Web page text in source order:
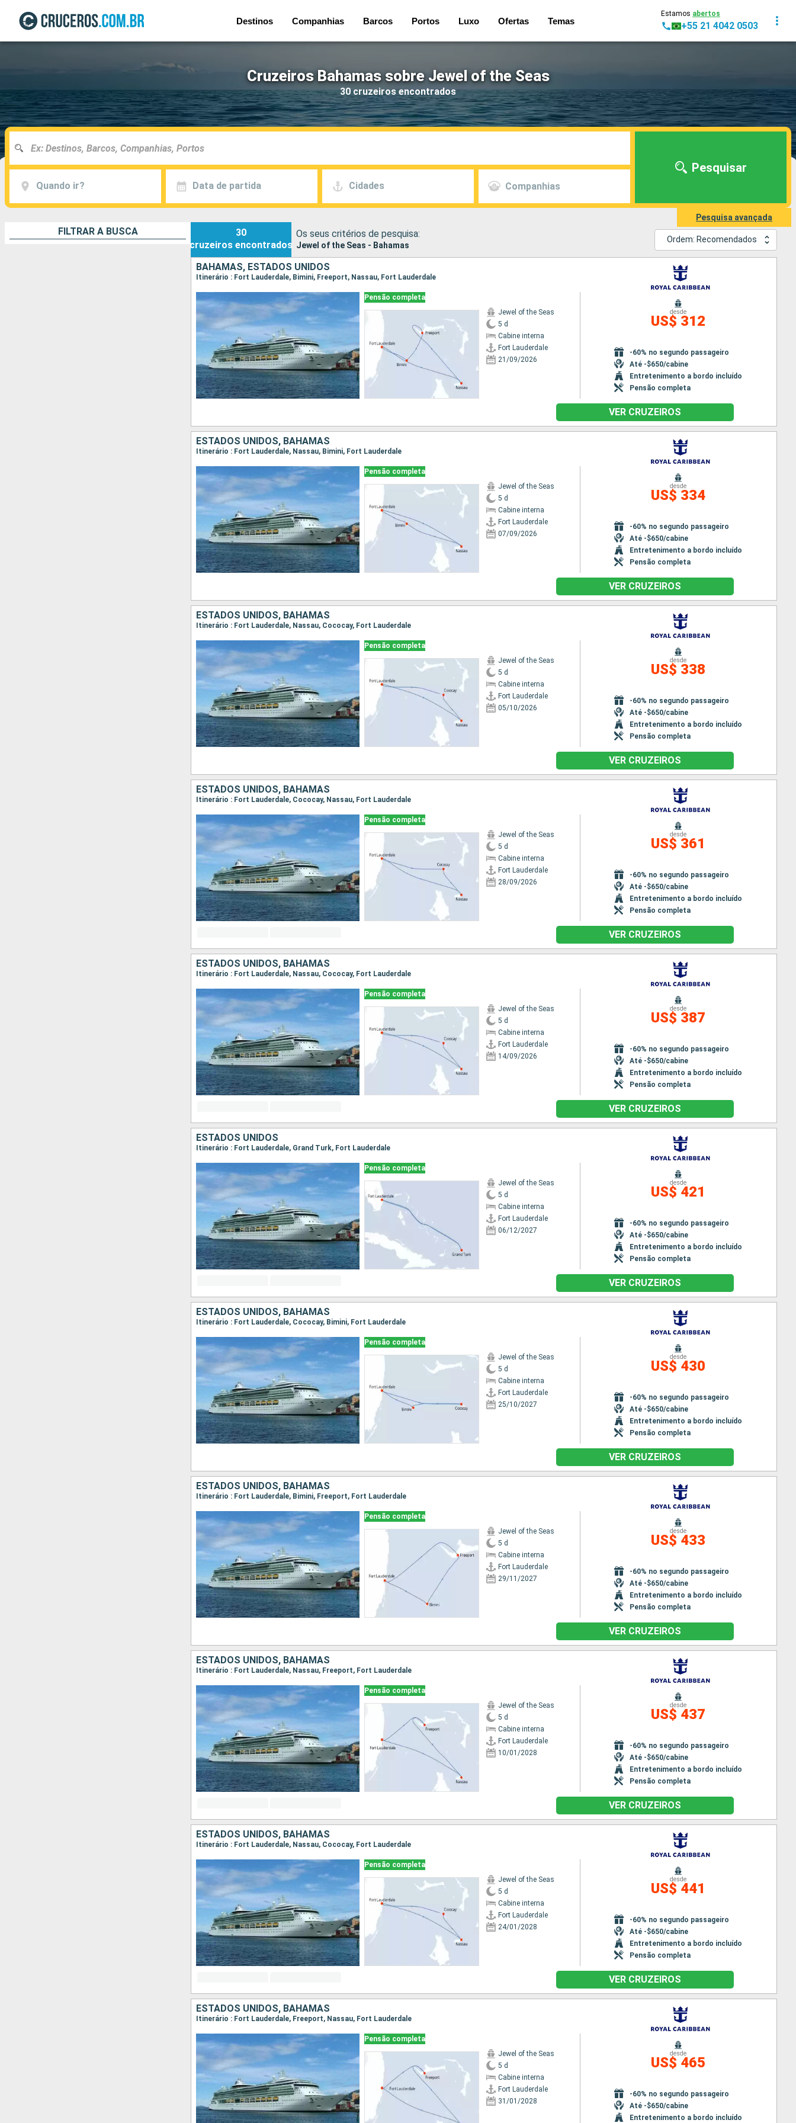
Destinos Companhias Barcos Portos Luxo Ofertas Temas
Estamos abertos
+55 21 4042 0503
Cruzeiros Bahamas sobre Jewel of the Seas
30 cruzeiros encontrados
Quando ir? Data de partida Cidades Companhias
Pesquisar
Pesquisa avançada
FILTRAR A BUSCA
30
cruzeiros encontrados
Os seus critérios de pesquisa:
Jewel of the Seas - Bahamas
Ordem: Recomendados
BAHAMAS, ESTADOS UNIDOS
Itinerário : Fort Lauderdale, Bimini, Freeport, Nassau, Fort Lauderdale
Pensão completa
Jewel of the Seas
5 d
Cabine interna
Fort Lauderdale
21/09/2026
desde
US$ 312
-60% no segundo passageiro
Até -$650/cabine
Entretenimento a bordo incluído
Pensão completa
VER CRUZEIROS
ESTADOS UNIDOS, BAHAMAS
Itinerário : Fort Lauderdale, Nassau, Bimini, Fort Lauderdale
Pensão completa
Jewel of the Seas
5 d
Cabine interna
Fort Lauderdale
07/09/2026
desde
US$ 334
-60% no segundo passageiro
Até -$650/cabine
Entretenimento a bordo incluído
Pensão completa
VER CRUZEIROS
ESTADOS UNIDOS, BAHAMAS
Itinerário : Fort Lauderdale, Nassau, Cococay, Fort Lauderdale
Pensão completa
Jewel of the Seas
5 d
Cabine interna
Fort Lauderdale
05/10/2026
desde
US$ 338
-60% no segundo passageiro
Até -$650/cabine
Entretenimento a bordo incluído
Pensão completa
VER CRUZEIROS
ESTADOS UNIDOS, BAHAMAS
Itinerário : Fort Lauderdale, Cococay, Nassau, Fort Lauderdale
Pensão completa
Jewel of the Seas
5 d
Cabine interna
Fort Lauderdale
28/09/2026
desde
US$ 361
-60% no segundo passageiro
Até -$650/cabine
Entretenimento a bordo incluído
Pensão completa
VER CRUZEIROS
ESTADOS UNIDOS, BAHAMAS
Itinerário : Fort Lauderdale, Nassau, Cococay, Fort Lauderdale
Pensão completa
Jewel of the Seas
5 d
Cabine interna
Fort Lauderdale
14/09/2026
desde
US$ 387
-60% no segundo passageiro
Até -$650/cabine
Entretenimento a bordo incluído
Pensão completa
VER CRUZEIROS
ESTADOS UNIDOS
Itinerário : Fort Lauderdale, Grand Turk, Fort Lauderdale
Pensão completa
Jewel of the Seas
5 d
Cabine interna
Fort Lauderdale
06/12/2027
desde
US$ 421
-60% no segundo passageiro
Até -$650/cabine
Entretenimento a bordo incluído
Pensão completa
VER CRUZEIROS
ESTADOS UNIDOS, BAHAMAS
Itinerário : Fort Lauderdale, Cococay, Bimini, Fort Lauderdale
Pensão completa
Jewel of the Seas
5 d
Cabine interna
Fort Lauderdale
25/10/2027
desde
US$ 430
-60% no segundo passageiro
Até -$650/cabine
Entretenimento a bordo incluído
Pensão completa
VER CRUZEIROS
ESTADOS UNIDOS, BAHAMAS
Itinerário : Fort Lauderdale, Bimini, Freeport, Fort Lauderdale
Pensão completa
Jewel of the Seas
5 d
Cabine interna
Fort Lauderdale
29/11/2027
desde
US$ 433
-60% no segundo passageiro
Até -$650/cabine
Entretenimento a bordo incluído
Pensão completa
VER CRUZEIROS
ESTADOS UNIDOS, BAHAMAS
Itinerário : Fort Lauderdale, Nassau, Freeport, Fort Lauderdale
Pensão completa
Jewel of the Seas
5 d
Cabine interna
Fort Lauderdale
10/01/2028
desde
US$ 437
-60% no segundo passageiro
Até -$650/cabine
Entretenimento a bordo incluído
Pensão completa
VER CRUZEIROS
ESTADOS UNIDOS, BAHAMAS
Itinerário : Fort Lauderdale, Nassau, Cococay, Fort Lauderdale
Pensão completa
Jewel of the Seas
5 d
Cabine interna
Fort Lauderdale
24/01/2028
desde
US$ 441
-60% no segundo passageiro
Até -$650/cabine
Entretenimento a bordo incluído
Pensão completa
VER CRUZEIROS
ESTADOS UNIDOS, BAHAMAS
Itinerário : Fort Lauderdale, Freeport, Nassau, Fort Lauderdale
Pensão completa
Jewel of the Seas
5 d
Cabine interna
Fort Lauderdale
31/01/2028
desde
US$ 465
-60% no segundo passageiro
Até -$650/cabine
Entretenimento a bordo incluído